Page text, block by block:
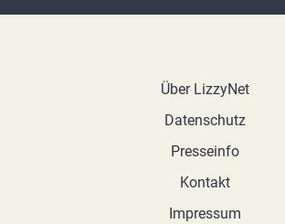
Über LizzyNet
Datenschutz
Presseinfo
Kontakt
Impressum